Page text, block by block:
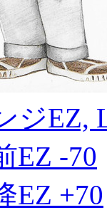
ジEZ,
EZ -70
EZ +70